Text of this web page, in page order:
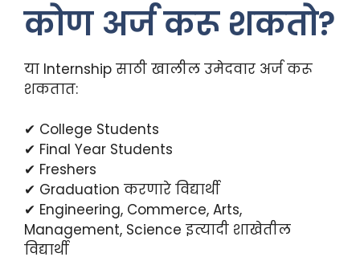
कोण अर्ज करू शकतो?
या Internship साठी खालील उमेदवार अर्ज करू
शकतात:
✔ College Students
✔ Final Year Students
✔ Freshers
✔ Graduation करणारे विद्यार्थी
✔ Engineering, Commerce, Arts,
Management, Science इत्यादी शाखेतील
विद्यार्थी